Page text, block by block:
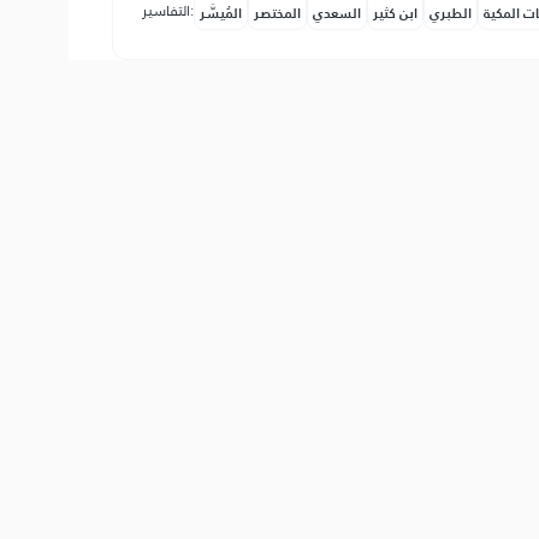
التفاسير: المُيسَّر المختصر السعدي ابن كثير الطبري المكية